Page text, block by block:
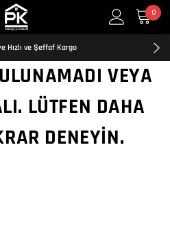
0
Taksit İmkanı
Ücretsiz Kargo
Hızlı ve Şeffaf Kargo
Taksit İmkanı
Üzeri Ücretsiz Kargo
Taksit İmkanı
VEYA
LÜTFEN DAHA
DENEYIN.